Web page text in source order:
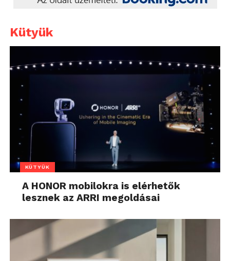
Kütyük
KÜTYÜK
A HONOR mobilokra is elérhetők
lesznek az ARRI megoldásai